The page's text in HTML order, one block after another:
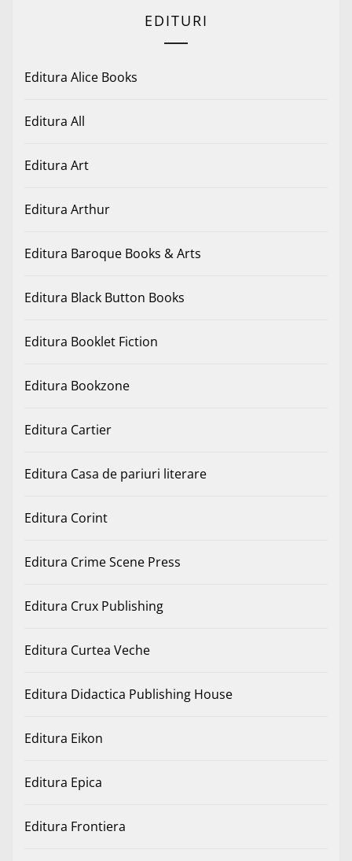
EDITURI
Editura Alice Books
Editura All
Editura Art
Editura Arthur
Editura Baroque Books & Arts
Editura Black Button Books
Editura Booklet Fiction
Editura Bookzone
Editura Cartier
Editura Casa de pariuri literare
Editura Corint
Editura Crime Scene Press
Editura Crux Publishing
Editura Curtea Veche
Editura Didactica Publishing House
Editura Eikon
Editura Epica
Editura Frontiera